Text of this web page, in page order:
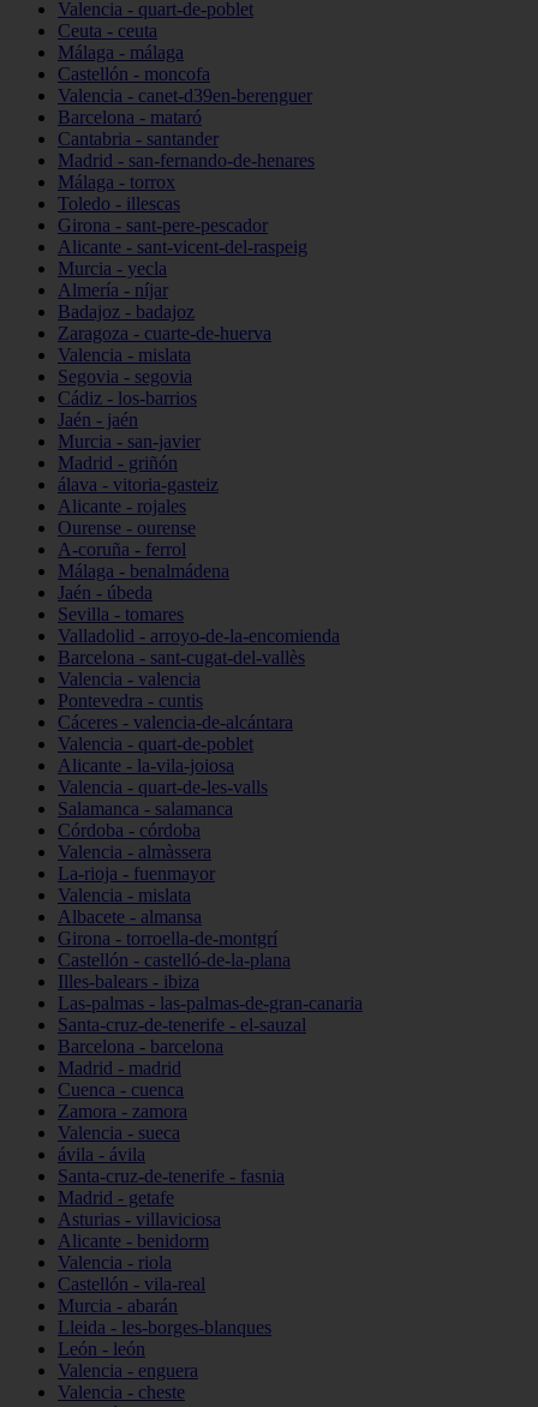
Valencia - quart-de-poblet
Ceuta - ceuta
Málaga - málaga
Castellón - moncofa
Valencia - canet-d39en-berenguer
Barcelona - mataró
Cantabria - santander
Madrid - san-fernando-de-henares
Málaga - torrox
Toledo - illescas
Girona - sant-pere-pescador
Alicante - sant-vicent-del-raspeig
Murcia - yecla
Almería - níjar
Badajoz - badajoz
Zaragoza - cuarte-de-huerva
Valencia - mislata
Segovia - segovia
Cádiz - los-barrios
Jaén - jaén
Murcia - san-javier
Madrid - griñón
álava - vitoria-gasteiz
Alicante - rojales
Ourense - ourense
A-coruña - ferrol
Málaga - benalmádena
Jaén - úbeda
Sevilla - tomares
Valladolid - arroyo-de-la-encomienda
Barcelona - sant-cugat-del-vallès
Valencia - valencia
Pontevedra - cuntis
Cáceres - valencia-de-alcántara
Valencia - quart-de-poblet
Alicante - la-vila-joiosa
Valencia - quart-de-les-valls
Salamanca - salamanca
Córdoba - córdoba
Valencia - almàssera
La-rioja - fuenmayor
Valencia - mislata
Albacete - almansa
Girona - torroella-de-montgrí
Castellón - castelló-de-la-plana
Illes-balears - ibiza
Las-palmas - las-palmas-de-gran-canaria
Santa-cruz-de-tenerife - el-sauzal
Barcelona - barcelona
Madrid - madrid
Cuenca - cuenca
Zamora - zamora
Valencia - sueca
ávila - ávila
Santa-cruz-de-tenerife - fasnia
Madrid - getafe
Asturias - villaviciosa
Alicante - benidorm
Valencia - riola
Castellón - vila-real
Murcia - abarán
Lleida - les-borges-blanques
León - león
Valencia - enguera
Valencia - cheste